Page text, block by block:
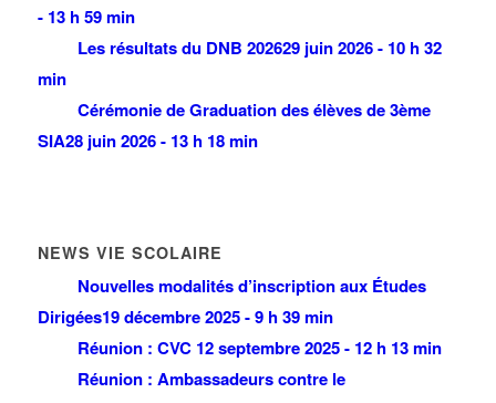
- 13 h 59 min
Les résultats du DNB 202629 juin 2026 - 10 h 32
min
Cérémonie de Graduation des élèves de 3ème
SIA28 juin 2026 - 13 h 18 min
NEWS VIE SCOLAIRE
Nouvelles modalités d’inscription aux Études
Dirigées19 décembre 2025 - 9 h 39 min
Réunion : CVC 12 septembre 2025 - 12 h 13 min
Réunion : Ambassadeurs contre le